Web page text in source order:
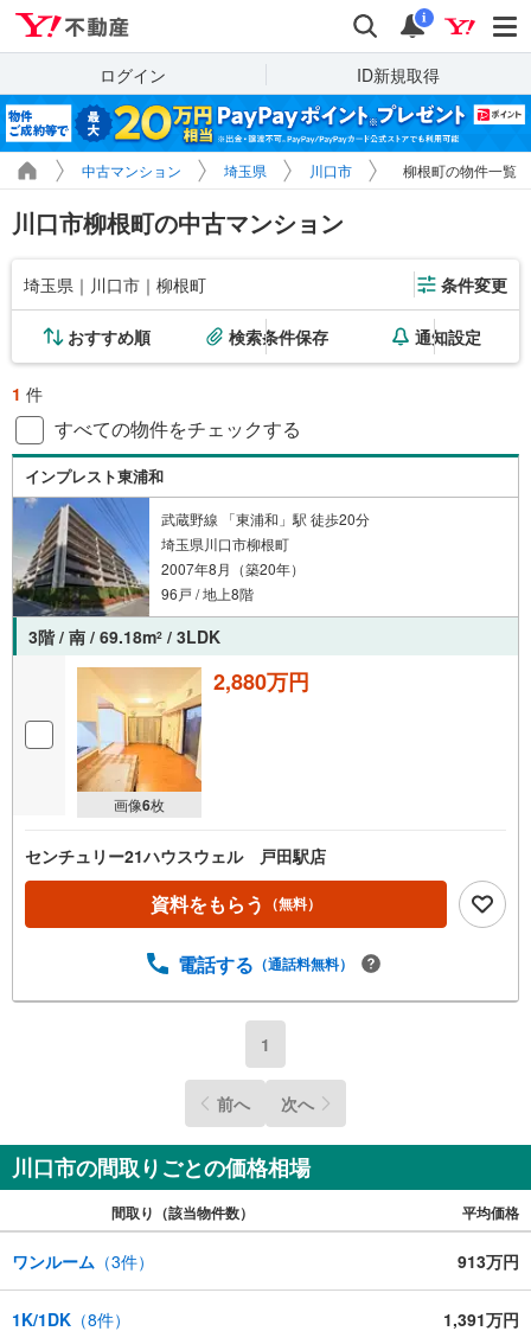
検索 通知
i
ログイン ID新規取得
中古マンション 埼玉県 川口市 柳根町の物件一覧
川口市柳根町の中古マンション
埼玉県｜川口市｜柳根町 条件変更
おすすめ順 検索条件保存 通知設定
1 件
すべての物件をチェックする
インプレスト東浦和
武蔵野線 「東浦和」駅 徒歩20分
埼玉県川口市柳根町
2007年8月（築20年）
96戸 / 地上8階
3階 / 南 / 69.18m2 / 3LDK
画像6枚
2,880万円
センチュリー21ハウスウェル 戸田駅店
資料をもらう （無料）
電話する （通話料無料）
1
前へ 次へ
川口市の間取りごとの価格相場
間取り（該当物件数） 平均価格
ワンルーム （3件） 913万円
1K/1DK （8件） 1,391万円